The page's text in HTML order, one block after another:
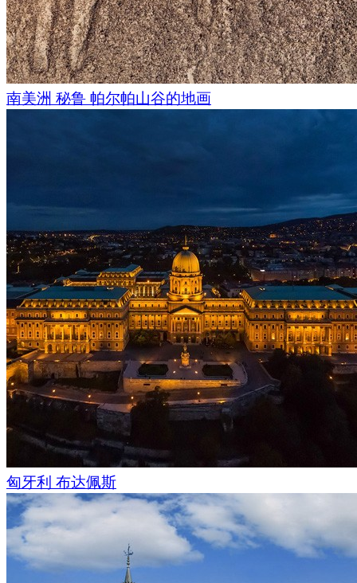
用垃圾袋，以便游客将垃圾带离岛屿。正是得益于这些举措，
持如今的模样：拥有洁净的白色海滩、丰富的热带植物、多样
称地球上最风景如画的海滩之一。
摄影及摄像：Sergey Semenov 和
南美洲 秘鲁 帕尔帕山谷的地画
匈牙利 布达佩斯